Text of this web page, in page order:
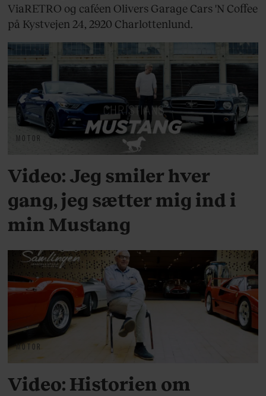
ViaRETRO og caféen Olivers Garage Cars 'N Coffee
på Kystvejen 24, 2920 Charlottenlund.
MOTOR
Video: Jeg smiler hver
gang, jeg sætter mig ind i
min Mustang
MOTOR
Video: Historien om